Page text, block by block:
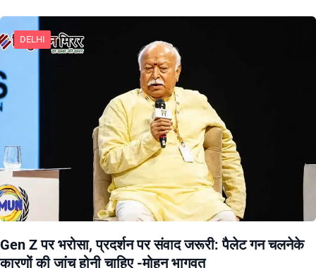
DELHI
Gen Z पर भरोसा, प्रदर्शन पर संवाद जरूरी: पैलेट गन चलनेके
कारणों की जांच होनी चाहिए -मोहन भागवत